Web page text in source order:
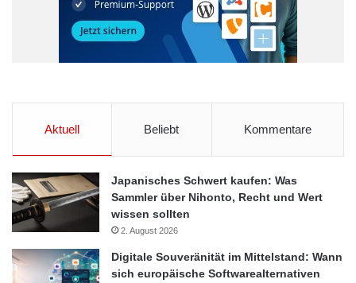
Aktuell Beliebt Kommentare
Japanisches Schwert kaufen: Was
Sammler über Nihonto, Recht und Wert
wissen sollten
2. August 2026
Digitale Souveränität im Mittelstand: Wann
sich europäische Softwarealternativen